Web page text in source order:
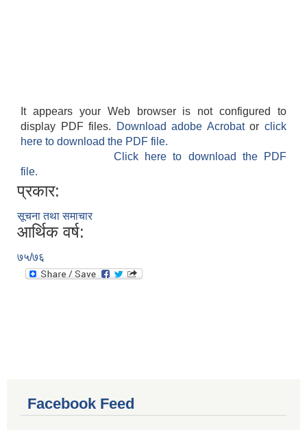
It appears your Web browser is not configured to
display PDF files.
Download adobe Acrobatorclick
here to download the PDF file.
Click here to download the PDF
file.
प्रकार:
सूचना तथा समाचार
आर्थिक वर्ष:
७५/७६
Facebook Feed